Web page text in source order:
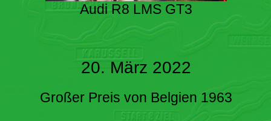
Audi R8 LMS GT3
20. März 2022
Großer Preis von Belgien 1963